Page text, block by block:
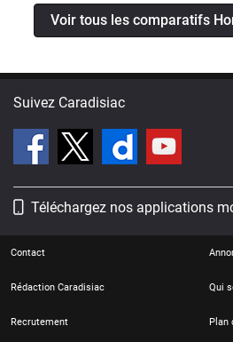
Voir tous les comparatifs
Suivez Caradisiac
Téléchargez nos applications
Contact
Rédaction Caradisiac Qui
Recrutement Plan